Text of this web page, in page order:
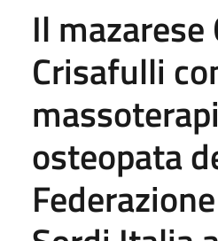
Il mazarese
Crisafulli
osteopata